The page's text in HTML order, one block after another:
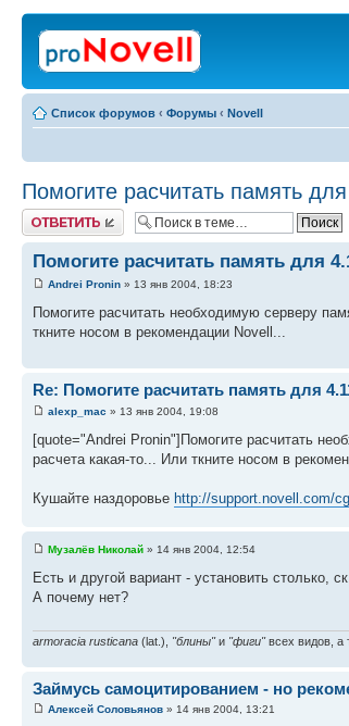
Список форумов ‹ Форумы ‹ Novell
Помогите расчитать память
Ответить
Помогите расчитать память для
Andrei Pronin » 13 янв 2004, 18:23
Помогите расчитать необходимую серверу
ткните носом в рекомендации Novell...
Re: Помогите расчитать память для
alexp_mac » 13 янв 2004, 19:08
[quote="Andrei Pronin"]Помогите расчитать
расчета какая-то... Или ткните носом в
Кушайте наздоровье http://support.novell.com/
Музалёв Николай » 14 янв 2004, 12:54
Есть и другой вариант - установить столько,
А почему нет?
armoracia rusticana (lat.), "блины"и "фиги"всех видов, а
Займусь самоцитированием - но
Алексей Соловьянов » 14 янв 2004, 13:21